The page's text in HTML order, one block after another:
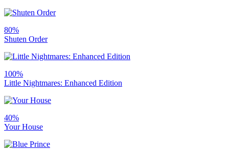
80%
Shuten Order
100%
Little Nightmares: Enhanced Edition
40%
Your House